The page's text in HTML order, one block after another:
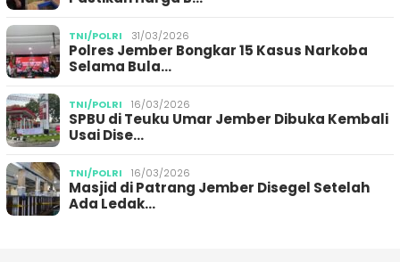
TNI/POLRI 31/03/2026
Polres Jember Bongkar 15 Kasus Narkoba
Selama Bula…
TNI/POLRI 16/03/2026
SPBU di Teuku Umar Jember Dibuka Kembali
Usai Dise…
TNI/POLRI 16/03/2026
Masjid di Patrang Jember Disegel Setelah
Ada Ledak…